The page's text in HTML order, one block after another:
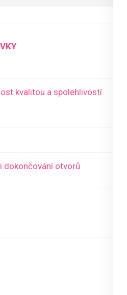
kvalitou a spolehlivostí
dokončování otvorů